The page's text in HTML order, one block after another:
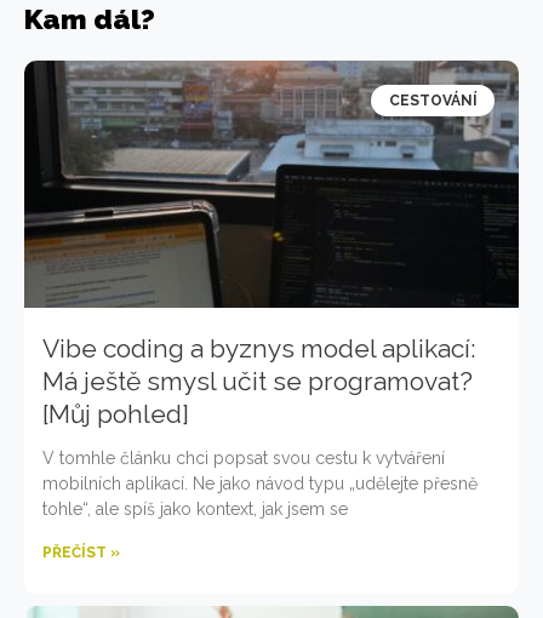
Kam dál?
CESTOVÁNÍ
Vibe coding a byznys model aplikací:
Má ještě smysl učit se programovat?
[Můj pohled]
V tomhle článku chci popsat svou cestu k vytváření
mobilních aplikací. Ne jako návod typu „udělejte přesně
tohle“, ale spíš jako kontext, jak jsem se
PŘEČÍST »